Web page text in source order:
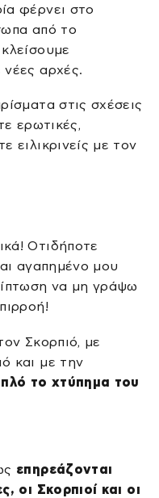
φέρνει στο
από το
αρχές.
στις σχέσεις
ερωτικές,
ειλικρινείς με τον
Οτιδήποτε
αγαπημένο μου
να μη γράψω
Σκορπιό, με
και με την
το χτύπημα του
επηρεάζονται
οι Σκορπιοί και οι